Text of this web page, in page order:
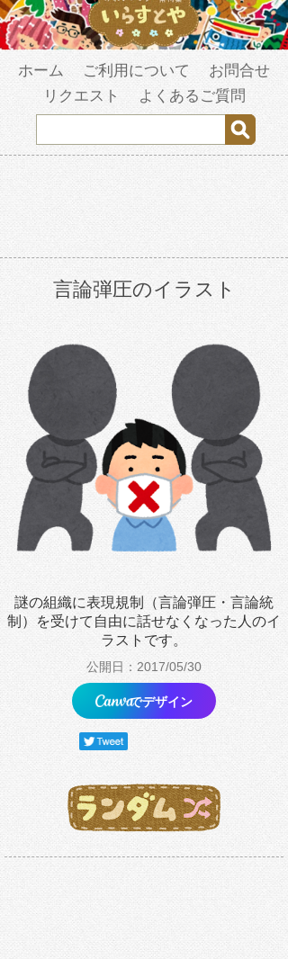
ホーム ご利用について
お問合せ
リクエスト
よくあるご質問
言論弾圧のイラスト
謎の組織に表現規制（言論弾圧・言論統
制）を受けて自由に話せなくなった人のイ
ラストです。
公開日：2017/05/30
でデザイン